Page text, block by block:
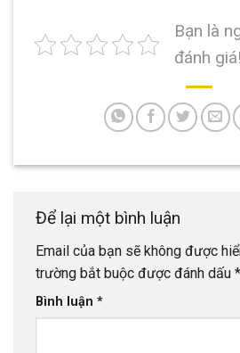
Bạn là
đánh giá!
Để lại một bình luận
Email của bạn sẽ không được
trường bắt buộc được đánh dấu *
Bình luận *